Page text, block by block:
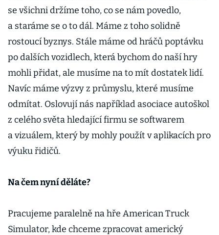
se všichni držíme toho, co se nám povedlo,
a staráme se o to dál. Máme z toho solidně
rostoucí byznys. Stále máme od hráčů poptávku
po dalších vozidlech, která bychom do naší hry
mohli přidat, ale musíme na to mít dostatek lidí.
Navíc máme výzvy z průmyslu, které musíme
odmítat. Oslovují nás například asociace autoškol
z celého světa hledající firmu se softwarem
a vizuálem, který by mohly použít v aplikacích pro
výuku řidičů.
Na čem nyní děláte?
Pracujeme paralelně na hře American Truck
Simulator, kde chceme zpracovat americký